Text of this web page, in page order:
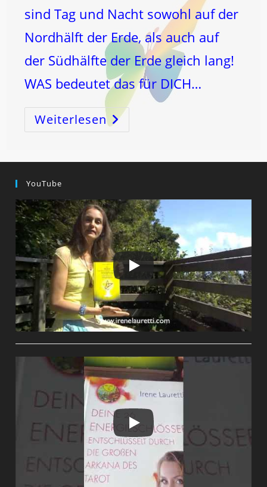
sind Tag und Nacht sowohl auf der
Nordhälft der Erde, als auch auf
der Südhälfte der Erde gleich lang!
WAS bedeutet das für DICH…
WeiterlesenHEUTE
Durchläuft
Die
YouTube